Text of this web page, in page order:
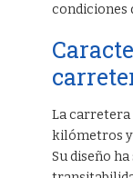
condiciones
La carretera
kilómetros y
Su diseño